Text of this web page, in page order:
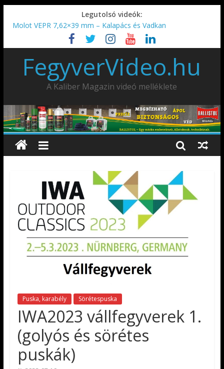
Legutolsó videók:
Molot VEPR 7,62×39 mm – Kalapács és Vadkan
IDÉN IS INDUL: Fegyvertervező- és gyártó szakmérnöki,
illetve szakspecialista képzés!!!
IWA2026 – Puskák 1. rész
Ardesa Patriot “FAPADOS” .45 elöltöltő perkussziós pisztoly
AMD-65 oktató METSZET
FegyverVideo.hu
A Kaliber Magazin videó melléklete
Puska, karabély Sörétespuska
IWA2023 vállfegyverek 1.
(golyós és sörétes
puskák)